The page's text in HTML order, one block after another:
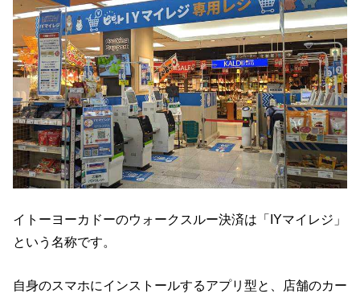
イトーヨーカドーのウォークスルー決済は「IYマイレジ」
という名称です。
自身のスマホにインストールするアプリ型と、店舗のカー